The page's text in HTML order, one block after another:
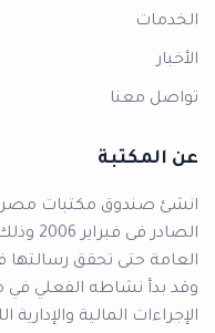
الخدمات
الأخبار
تواصل معنا
عن المكتبة
انشئ صندوق مكتبات مصر
العامة حتى تحقق رسالتها
الإجراءات المالية والإدارية